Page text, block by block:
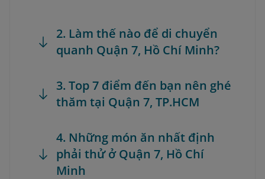
2. Làm thế nào để di chuyển
quanh Quận 7, Hồ Chí Minh?
3. Top 7 điểm đến bạn nên ghé
thăm tại Quận 7, TP.HCM
4. Những món ăn nhất định
phải thử ở Quận 7, Hồ Chí
Minh